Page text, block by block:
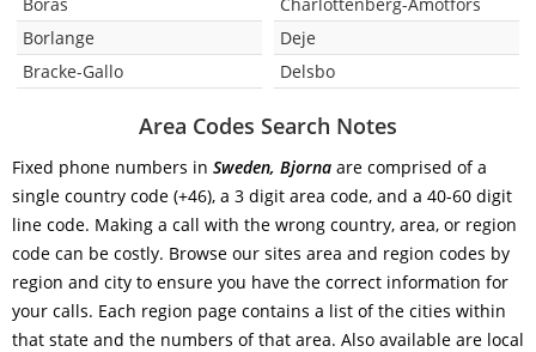
Borlange
Bracke-Gallo
Deje
Delsbo
Area Codes Search Notes
Fixed phone numbers in Sweden, Bjorna are comprised of a
single country code (+46), a 3 digit area code, and a 40-60 digit
line code. Making a call with the wrong country, area, or region
code can be costly. Browse our sites area and region codes by
region and city to ensure you have the correct information for
your calls. Each region page contains a list of the cities within
that state and the numbers of that area. Also available are local